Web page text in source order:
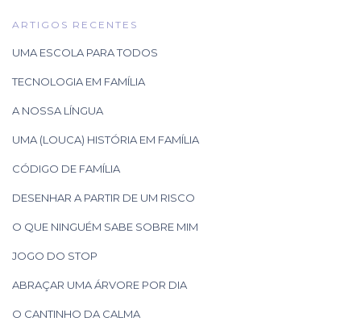
ARTIGOS RECENTES
UMA ESCOLA PARA TODOS
TECNOLOGIA EM FAMÍLIA
A NOSSA LÍNGUA
UMA (LOUCA) HISTÓRIA EM FAMÍLIA
CÓDIGO DE FAMÍLIA
DESENHAR A PARTIR DE UM RISCO
O QUE NINGUÉM SABE SOBRE MIM
JOGO DO STOP
ABRAÇAR UMA ÁRVORE POR DIA
O CANTINHO DA CALMA